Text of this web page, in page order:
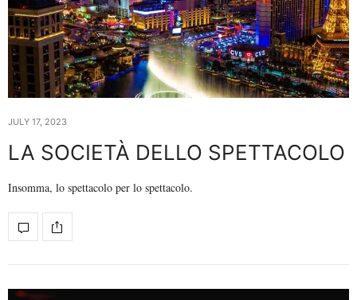
JULY 17, 2023
LA SOCIETÀ DELLO SPETTACOLO
Insomma, lo spettacolo per lo spettacolo.